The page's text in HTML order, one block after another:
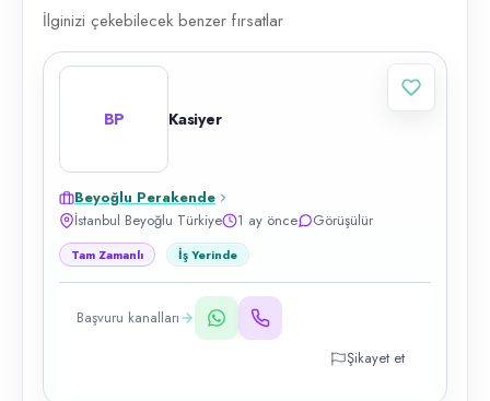
İlginizi çekebilecek benzer fırsatlar
BP Kasiyer
Beyoğlu Perakende
İstanbul Beyoğlu Türkiye
1 ay önce Görüşülür
Tam Zamanlı İş Yerinde
Başvuru kanalları
Şikayet et